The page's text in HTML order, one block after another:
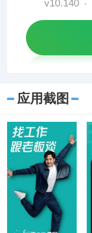
v10.140
应用截图